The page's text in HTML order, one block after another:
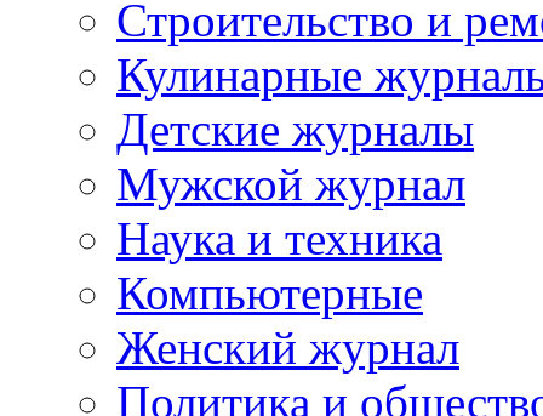
Строительство и
Кулинарные
Детские журналы
Мужской журнал
Наука и техника
Компьютерные
Женский журнал
Политика и